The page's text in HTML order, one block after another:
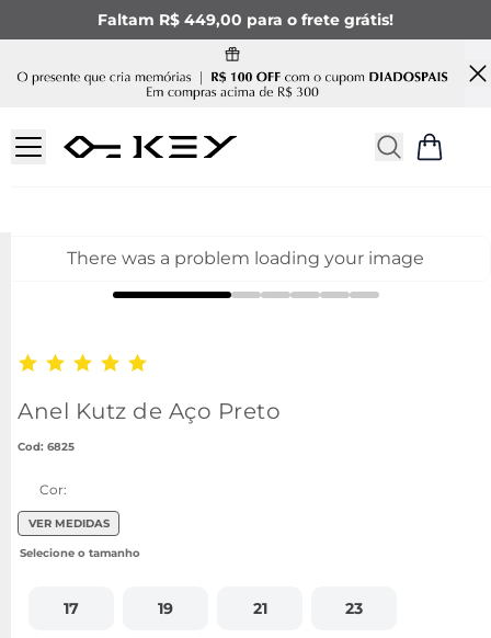
Faltam R$ 449,00 para o frete grátis!
There was a problem loading your image
Anel Kutz de Aço Preto
: 6825
Cor:
VER MEDIDAS
17 19 21 23